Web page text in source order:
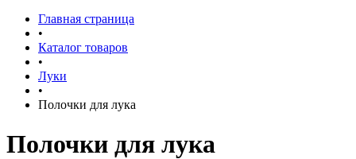
Главная страница
•
Каталог товаров
•
Луки
•
Полочки для лука
Полочки для лука